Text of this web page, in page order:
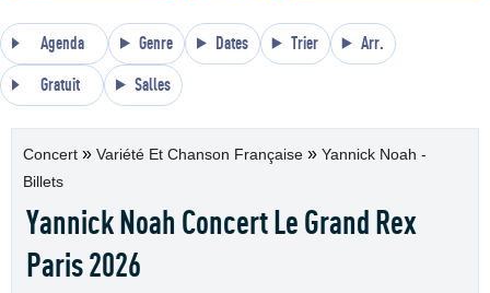
Agenda Genre Dates Trier Arr.
Gratuit Salles
Concert » Variété Et Chanson Française » Yannick Noah -
Billets
Yannick Noah Concert Le Grand Rex
Paris 2026